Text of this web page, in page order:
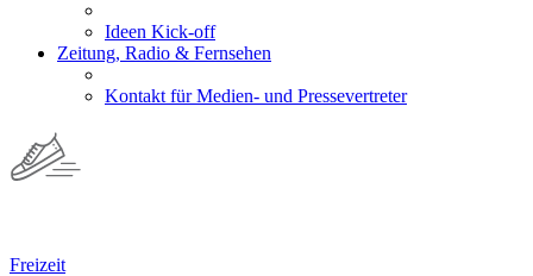
Ideen Kick-off
Zeitung, Radio & Fernsehen
Kontakt für Medien- und Pressevertreter
Freizeit